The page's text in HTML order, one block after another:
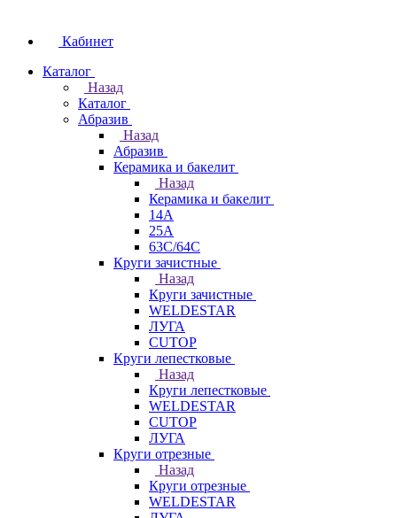
Кабинет
Каталог
Назад
Каталог
Абразив
Назад
Абразив
Керамика и бакелит
Назад
Керамика и бакелит
14А
25А
63С/64С
Круги зачистные
Назад
Круги зачистные
WELDESTAR
ЛУГА
CUTOP
Круги лепестковые
Назад
Круги лепестковые
WELDESTAR
CUTOP
ЛУГА
Круги отрезные
Назад
Круги отрезные
WELDESTAR